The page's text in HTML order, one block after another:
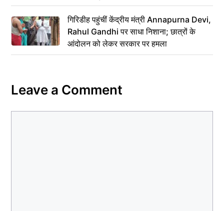
गिरिडीह पहुंचीं केंद्रीय मंत्री Annapurna Devi,
Rahul Gandhi पर साधा निशाना; छात्रों के
आंदोलन को लेकर सरकार पर हमला
Leave a Comment